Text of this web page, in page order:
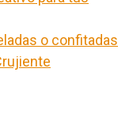
o confitadas